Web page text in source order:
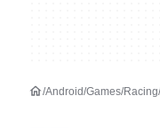
Android Games Racing